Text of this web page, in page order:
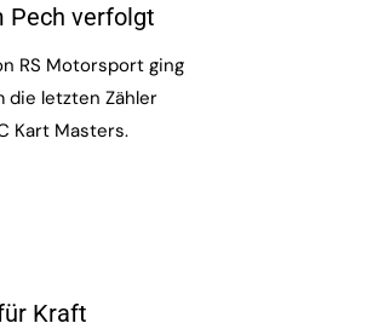
Pech verfolgt
RS Motorsport ging
die letzten Zähler
Kart Masters.
Kraft